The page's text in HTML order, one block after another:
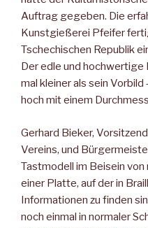
Auftrag gegeben. Die
Kunstgießerei Pfeifer
Tschechischen Republik
Der edle und
mal kleiner als sein
hoch mit einem
Gerhard Bieker,
Vereins, und
Tastmodell im Beisein
einer Platte, auf der in
Informationen zu finden
noch einmal in normaler